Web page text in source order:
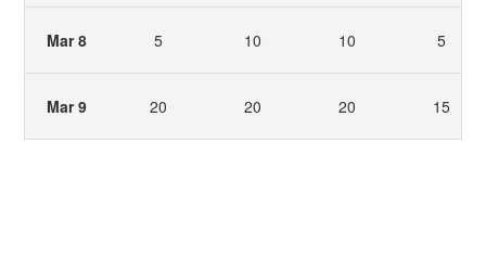
Mar 8 5 10 10 5
Mar 9 20 20 20 15